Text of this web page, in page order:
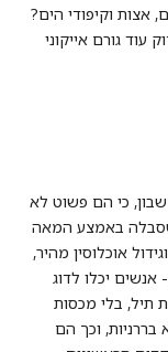
אצות וקיפודי הים?
עוד גורם אייקוני
כי הם פשוט לא
באמצע המאה
אוכלוסין מהיר,
יכלו לדוג
תיל, בלי מכסות
בררניות, וכך הם